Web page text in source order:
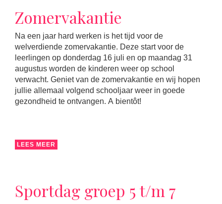
Zomervakantie
Na een jaar hard werken is het tijd voor de
welverdiende zomervakantie. Deze start voor de
leerlingen op donderdag 16 juli en op maandag 31
augustus worden de kinderen weer op school
verwacht. Geniet van de zomervakantie en wij hopen
jullie allemaal volgend schooljaar weer in goede
gezondheid te ontvangen. A bientôt!
LEES MEER
Sportdag groep 5 t/m 7